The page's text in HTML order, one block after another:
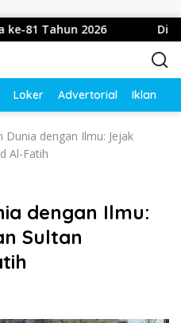
2026 Diduga
Loker Advertorial Iklan
Dunia dengan Ilmu: Jejak
Al-Fatih
dengan Ilmu:
Sultan